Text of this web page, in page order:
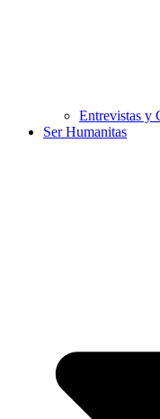
Entrevistas y
Ser Humanitas